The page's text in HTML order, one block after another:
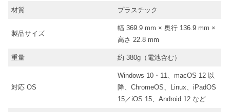
材質 プラスチック
製品サイズ
幅 369.9 mm × 奥行 136.9 mm ×
高さ 22.8 mm
重量 約 380g（電池含む）
対応 OS
Windows 10・11、macOS 12 以
降、ChromeOS、Linux、iPadOS
15／iOS 15、Android 12 など